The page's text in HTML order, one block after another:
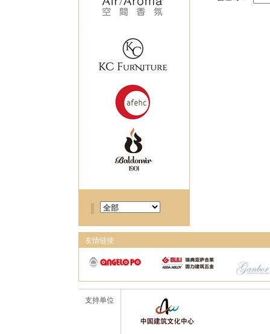
友情链接
支持单位